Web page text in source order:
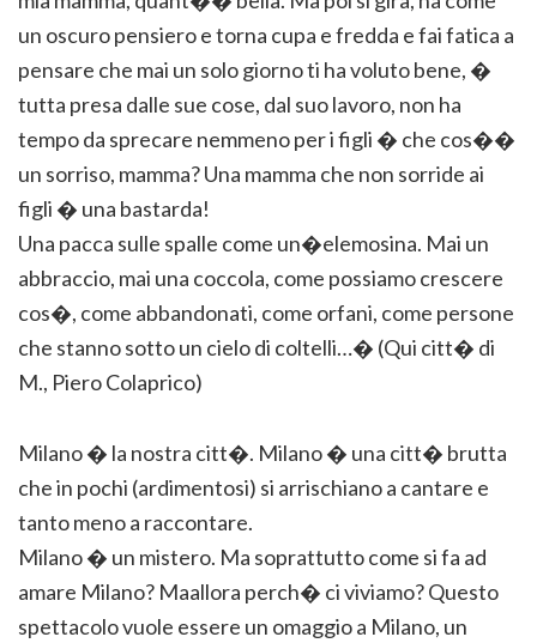
un oscuro pensiero e torna cupa e fredda e fai fatica a
pensare che mai un solo giorno ti ha voluto bene, �
tutta presa dalle sue cose, dal suo lavoro, non ha
tempo da sprecare nemmeno per i figli � che cos��
un sorriso, mamma? Una mamma che non sorride ai
figli � una bastarda!
Una pacca sulle spalle come un�elemosina. Mai un
abbraccio, mai una coccola, come possiamo crescere
cos�, come abbandonati, come orfani, come persone
che stanno sotto un cielo di coltelli…� (Qui citt� di
M., Piero Colaprico)
Milano � la nostra citt�. Milano � una citt� brutta
che in pochi (ardimentosi) si arrischiano a cantare e
tanto meno a raccontare.
Milano � un mistero. Ma soprattutto come si fa ad
amare Milano? Maallora perch� ci viviamo? Questo
spettacolo vuole essere un omaggio a Milano, un